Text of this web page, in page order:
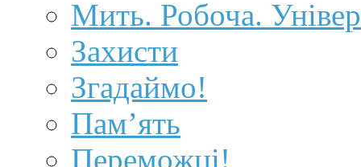
Мить. Робоча.
Захисти
Згадаймо!
Пам’ять
Переможці!